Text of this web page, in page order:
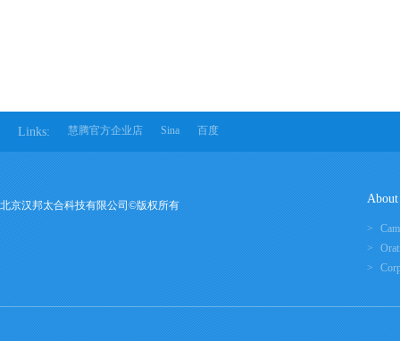
Links: 慧腾官方企业店 Sina 百度
北京汉邦太合科技有限公司©版权所有 About